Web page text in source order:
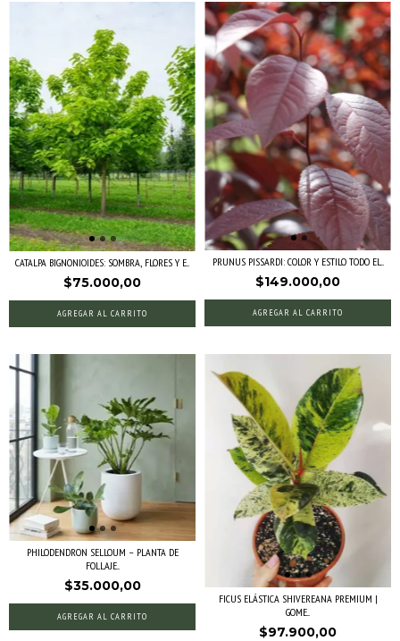
CATALPA BIGNONIOIDES: SOMBRA, FLORES Y E...
$75.000,00
AGREGAR AL CARRITO
PRUNUS PISSARDI: COLOR Y ESTILO TODO EL...
$149.000,00
PHILODENDRON SELLOUM – PLANTA DE
FOLLAJE...
$35.000,00
AGREGAR AL CARRITO
FICUS ELÁSTICA SHIVEREANA PREMIUM |
GOME...
$97.900,00